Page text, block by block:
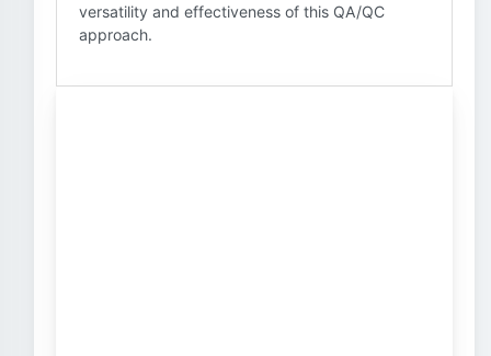
versatility and effectiveness of this QA/QC
approach.